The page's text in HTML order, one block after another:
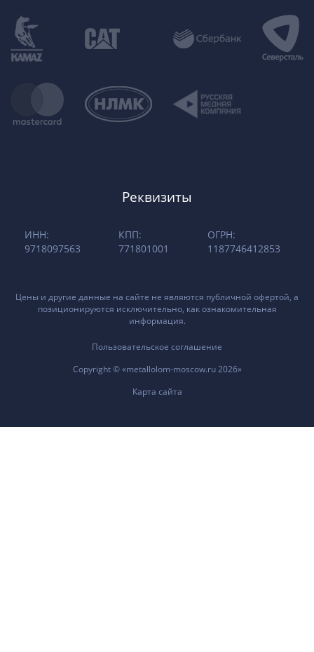
Реквизиты
ИНН:
9718097563
КПП:
771801001
ОГРН:
1187746412853
Цены и другие данные на сайте не являются публичной офертой, а
позиционируются исключительно, как ознакомительная
информация.
Пользовательское соглашение
Copyright © «metallolom-moscow.ru 2026»
Карта сайта